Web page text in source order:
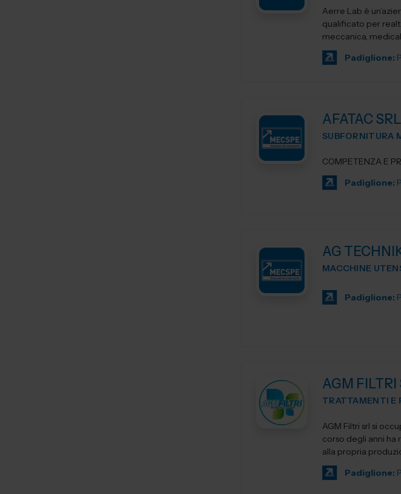
Aerre Lab è
qualificato per
meccanica,
Padiglione:
AFATAC SRL
SUBFORNITURA
COMPETENZA E
Padiglione:
AG
MACCHINE
Padiglione:
AGM FILTRI
TRATTAMENTI E
AGM Filtri srl si
corso degli anni
alla propria
Padiglione: